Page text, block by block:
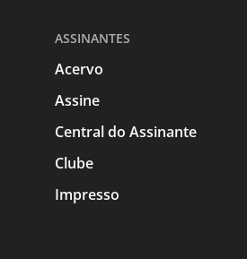
ASSINANTES
Acervo
Assine
Central do Assinante
Clube
Impresso